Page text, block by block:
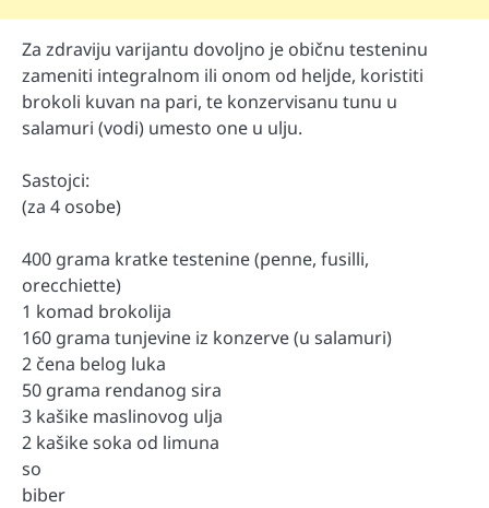
Za zdraviju varijantu dovoljno je običnu testeninu
zameniti integralnom ili onom od heljde, koristiti
brokoli kuvan na pari, te konzervisanu tunu u
salamuri (vodi) umesto one u ulju.
Sastojci:
(za 4 osobe)
400 grama kratke testenine (penne, fusilli,
orecchiette)
1 komad brokolija
160 grama tunjevine iz konzerve (u salamuri)
2 čena belog luka
50 grama rendanog sira
3 kašike maslinovog ulja
2 kašike soka od limuna
so
biber